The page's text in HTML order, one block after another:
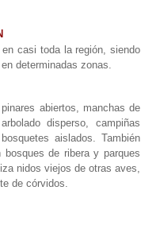
casi toda la región, siendo
determinadas zonas.
abiertos, manchas de
disperso, campiñas
aislados. También
bosques de ribera y parques
nidos viejos de otras aves,
de córvidos.